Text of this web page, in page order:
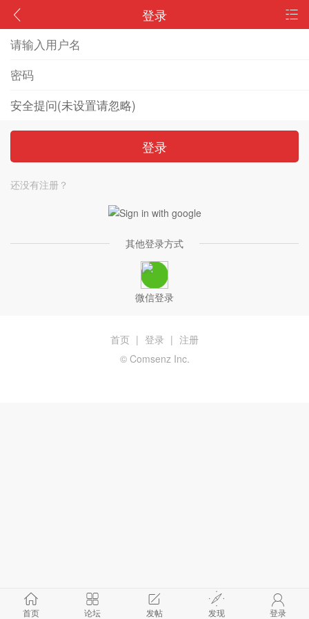
登录
登录
还没有注册？
其他登录方式
微信登录
首页 论坛 发帖 发现 登录
首页 | 登录 | 注册
© Comsenz Inc.